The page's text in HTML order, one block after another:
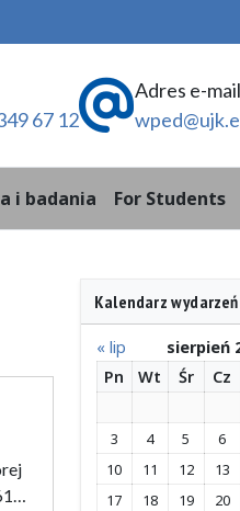
67 12
Adres e-mail
i badania For Students
Kalendarz wydarzeń
« lip sierpień
Pn
Wt Śr Cz
3
4 5 6
10
11 12 13
17
18 19 20